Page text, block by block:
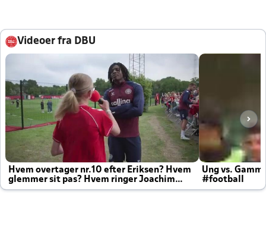
Videoer fra DBU
Hvem overtager nr.10 efter Eriksen? Hvem
glemmer sit pas? Hvem ringer Joachim
altid til efter kampe?
Ung vs.
#football